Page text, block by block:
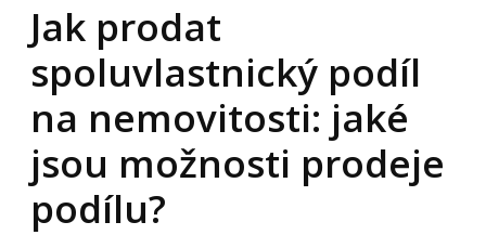
Jak prodat
spoluvlastnický podíl
na nemovitosti: jaké
jsou možnosti prodeje
podílu?